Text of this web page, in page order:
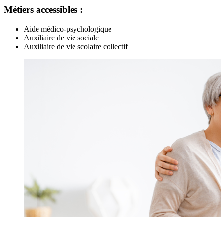
Métiers accessibles :
Aide médico-psychologique
Auxiliaire de vie sociale
Auxiliaire de vie scolaire collectif